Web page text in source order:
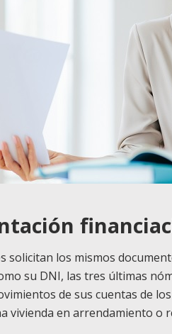
solicitan los mismos
su DNI, las tres últimas
de sus cuentas de
vivienda en arrendamiento o